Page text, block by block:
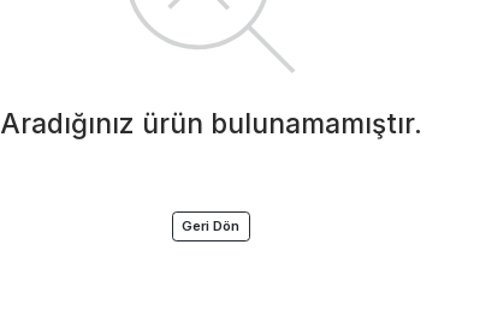
Aradığınız ürün bulunamamıştır.
Geri Dön